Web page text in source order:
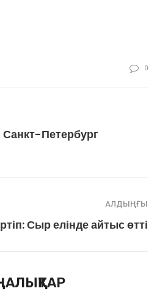
0
Петербург
АЛДЫҢҒЫ
Сыр елінде айтыс өтті